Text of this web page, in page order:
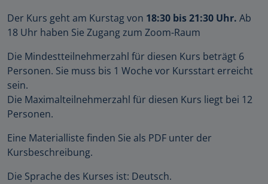
Der Kurs geht am Kurstag von 18:30 bis 21:30 Uhr. Ab
18 Uhr haben Sie Zugang zum Zoom-Raum
Die Mindestteilnehmerzahl für diesen Kurs beträgt 6
Personen. Sie muss bis 1 Woche vor Kursstart erreicht
sein.
Die Maximalteilnehmerzahl für diesen Kurs liegt bei 12
Personen.
Eine Materialliste finden Sie als PDF unter der
Kursbeschreibung.
Die Sprache des Kurses ist: Deutsch.